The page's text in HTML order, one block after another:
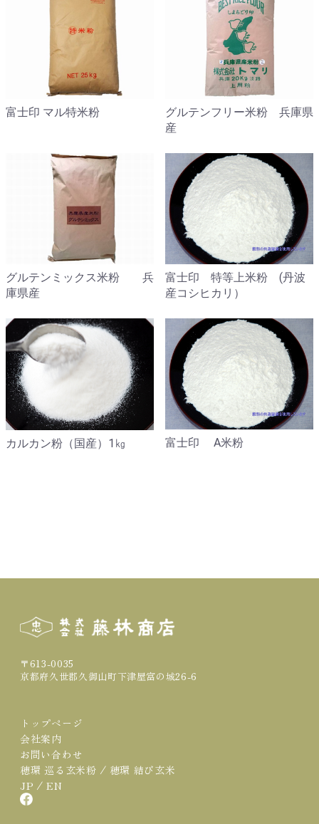
富士印 マル特米粉
グルテンフリー米粉 兵庫県
産
グルテンミックス米粉 兵
庫県産
富士印 特等上米粉 (丹波
産コシヒカリ）
カルカン粉（国産）1㎏ 富士印 A米粉
〒613-0035
京都府久世郡久御山町下津屋富の城26-6
トップページ
会社案内
お問い合わせ
穂環 巡る玄米粉 / 穂環 結び玄米
JP /EN